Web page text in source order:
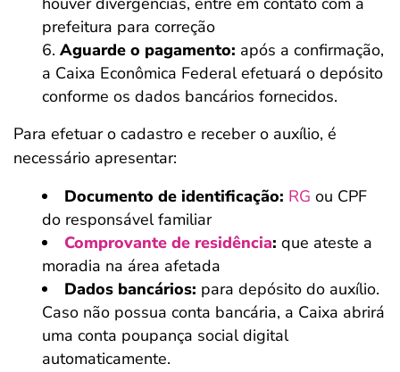
prefeitura para correção
Aguarde o pagamento: após a confirmação,
a Caixa Econômica Federal efetuará o depósito
conforme os dados bancários fornecidos.​
Para efetuar o cadastro e receber o auxílio, é
necessário apresentar:​
Documento de identificação: RG ou CPF
do responsável familiar
Comprovante de residência: que ateste a
moradia na área afetada
Dados bancários: para depósito do auxílio.
Caso não possua conta bancária, a Caixa abrirá
uma conta poupança social digital
automaticamente.​